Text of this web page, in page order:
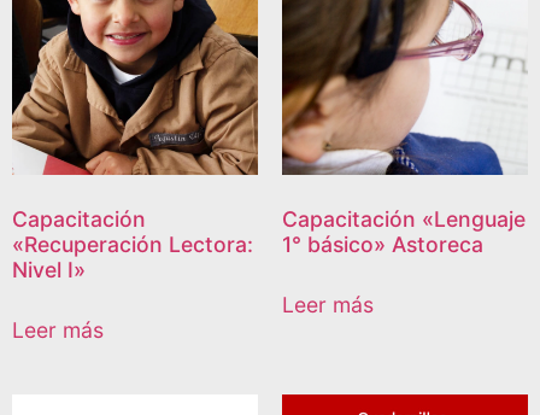
Capacitación
«Recuperación Lectora:
Nivel I»
Leer más
Capacitación «Lenguaje
1° básico» Astoreca
Leer más